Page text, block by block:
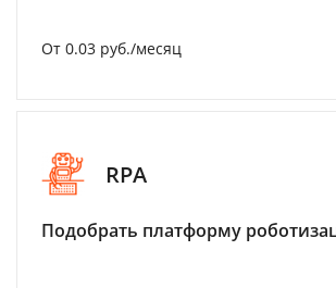
От 0.03 руб./месяц
RPA
Подобрать платформу